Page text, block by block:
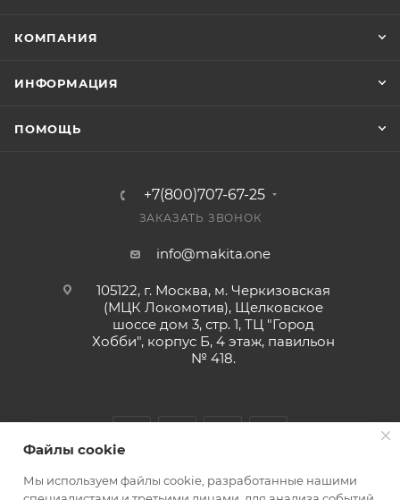
КОМПАНИЯ
ИНФОРМАЦИЯ
ПОМОЩЬ
+7(800)707-67-25
ЗАКАЗАТЬ ЗВОНОК
info@makita.one
105122, г. Москва, м. Черкизовская
(МЦК Локомотив), Щелковское
шоссе дом 3, стр. 1, ТЦ "Город
Хобби", корпус Б, 4 этаж, павильон
№ 418.
Файлы cookie
Мы используем файлы cookie, разработанные нашими